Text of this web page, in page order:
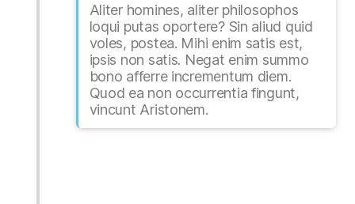
Aliter homines, aliter philosophos
loqui putas oportere? Sin aliud quid
voles, postea. Mihi enim satis est,
ipsis non satis. Negat enim summo
bono afferre incrementum diem.
Quod ea non occurrentia fingunt,
vincunt Aristonem.